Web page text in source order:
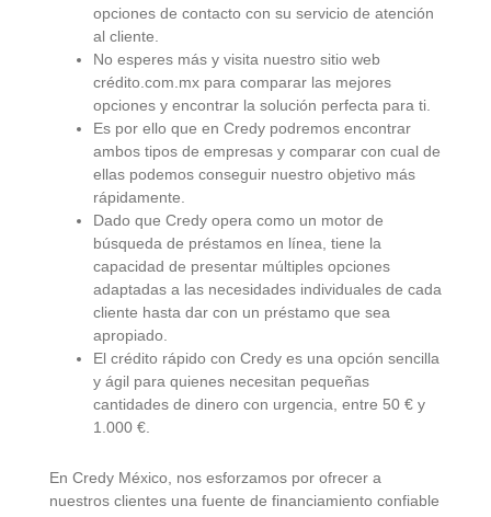
opciones de contacto con su servicio de atención
al cliente.
No esperes más y visita nuestro sitio web
crédito.com.mx para comparar las mejores
opciones y encontrar la solución perfecta para ti.
Es por ello que en Credy podremos encontrar
ambos tipos de empresas y comparar con cual de
ellas podemos conseguir nuestro objetivo más
rápidamente.
Dado que Credy opera como un motor de
búsqueda de préstamos en línea, tiene la
capacidad de presentar múltiples opciones
adaptadas a las necesidades individuales de cada
cliente hasta dar con un préstamo que sea
apropiado.
El crédito rápido con Credy es una opción sencilla
y ágil para quienes necesitan pequeñas
cantidades de dinero con urgencia, entre 50 € y
1.000 €.
En Credy México, nos esforzamos por ofrecer a
nuestros clientes una fuente de financiamiento confiable